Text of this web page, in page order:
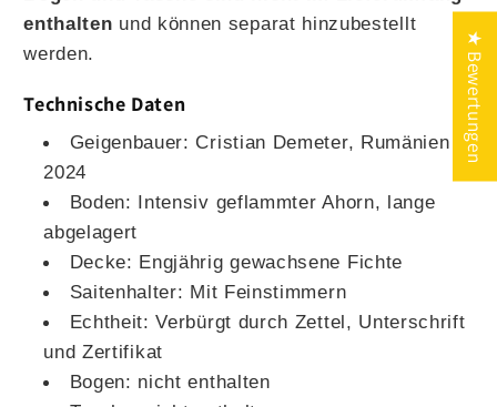
enthalten und können separat hinzubestellt
werden.
Technische Daten
Geigenbauer: Cristian Demeter, Rumänien
2024
Boden: Intensiv geflammter Ahorn, lange
abgelagert
Decke: Engjährig gewachsene Fichte
Saitenhalter: Mit Feinstimmern
Echtheit: Verbürgt durch Zettel, Unterschrift
und Zertifikat
Bogen: nicht enthalten
★ Bewertungen